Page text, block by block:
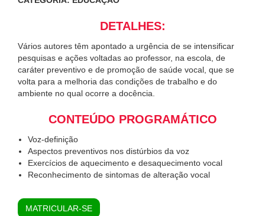
DETALHES:
Vários autores têm apontado a urgência de se intensificar
pesquisas e ações voltadas ao professor, na escola, de
caráter preventivo e de promoção de saúde vocal, que se
volta para a melhoria das condições de trabalho e do
ambiente no qual ocorre a docência.
CONTEÚDO PROGRAMÁTICO
Voz-definição
Aspectos preventivos nos distúrbios da voz
Exercícios de aquecimento e desaquecimento vocal
Reconhecimento de sintomas de alteração vocal
MATRICULAR-SE